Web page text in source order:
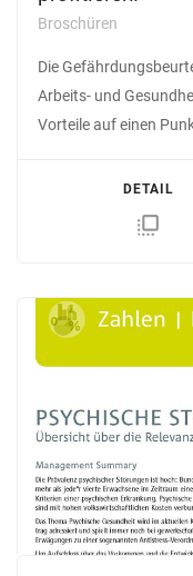
Broschüren
Die
Arbeits- und
Vorteile auf einen
DETAIL
flip_to_front